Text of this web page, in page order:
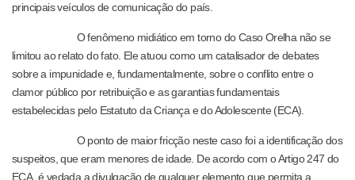
principais veículos de comunicação do país.
O fenômeno midiático em torno do Caso Orelha não se
limitou ao relato do fato. Ele atuou como um catalisador de debates
sobre a impunidade e, fundamentalmente, sobre o conflito entre o
clamor público por retribuição e as garantias fundamentais
estabelecidas pelo Estatuto da Criança e do Adolescente (ECA).
O ponto de maior fricção neste caso foi a identificação dos
suspeitos, que eram menores de idade. De acordo com o Artigo 247 do
ECA, é vedada a divulgação de qualquer elemento que permita a